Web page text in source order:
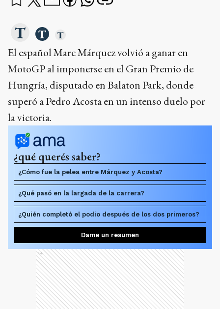
El español Marc Márquez volvió a ganar en
MotoGP al imponerse en el Gran Premio de
Hungría, disputado en Balaton Park, donde
superó a Pedro Acosta en un intenso duelo por
la victoria.
¿qué querés saber?
¿Cómo fue la pelea entre Márquez y Acosta?
¿Qué pasó en la largada de la carrera?
¿Quién completó el podio después de los dos primeros?
Dame un resumen
Ads